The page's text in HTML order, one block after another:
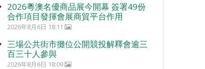
2026粵澳名優商品展今開幕 簽署49份
合作項目發揮會展商貿平台作用
2026年8月6日 18:11
三場公共街市攤位公開競投解釋會逾三
百三十人參與
2026年8月6日 18:09